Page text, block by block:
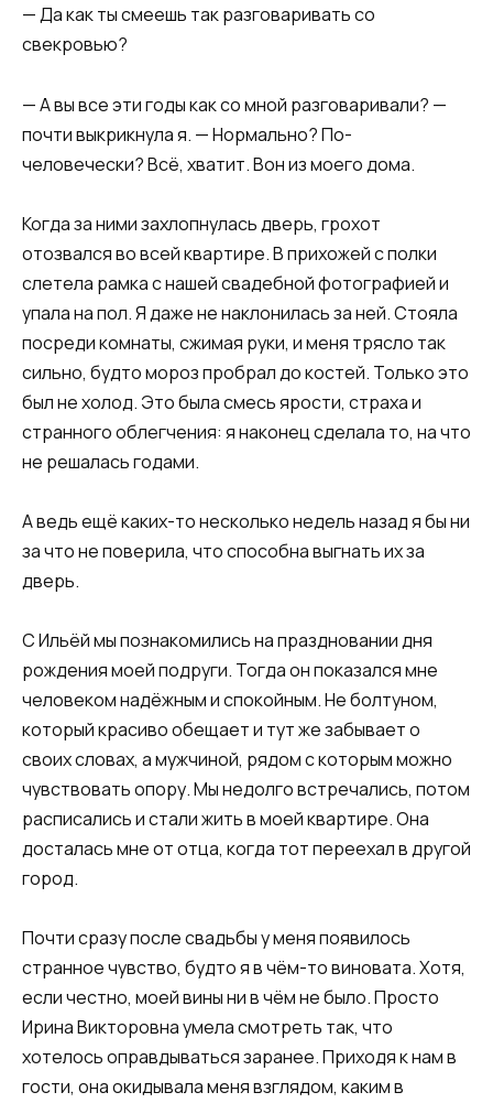
— Да как ты смеешь так разговаривать со
свекровью?
— А вы все эти годы как со мной разговаривали? —
почти выкрикнула я. — Нормально? По-
человечески? Всё, хватит. Вон из моего дома.
Когда за ними захлопнулась дверь, грохот
отозвался во всей квартире. В прихожей с полки
слетела рамка с нашей свадебной фотографией и
упала на пол. Я даже не наклонилась за ней. Стояла
посреди комнаты, сжимая руки, и меня трясло так
сильно, будто мороз пробрал до костей. Только это
был не холод. Это была смесь ярости, страха и
странного облегчения: я наконец сделала то, на что
не решалась годами.
А ведь ещё каких-то несколько недель назад я бы ни
за что не поверила, что способна выгнать их за
дверь.
С Ильёй мы познакомились на праздновании дня
рождения моей подруги. Тогда он показался мне
человеком надёжным и спокойным. Не болтуном,
который красиво обещает и тут же забывает о
своих словах, а мужчиной, рядом с которым можно
чувствовать опору. Мы недолго встречались, потом
расписались и стали жить в моей квартире. Она
досталась мне от отца, когда тот переехал в другой
город.
Почти сразу после свадьбы у меня появилось
странное чувство, будто я в чём-то виновата. Хотя,
если честно, моей вины ни в чём не было. Просто
Ирина Викторовна умела смотреть так, что
хотелось оправдываться заранее. Приходя к нам в
гости, она окидывала меня взглядом, каким в